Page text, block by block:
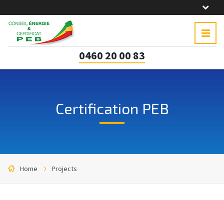
0460 20 00 83
Certification PEB
Home Projects